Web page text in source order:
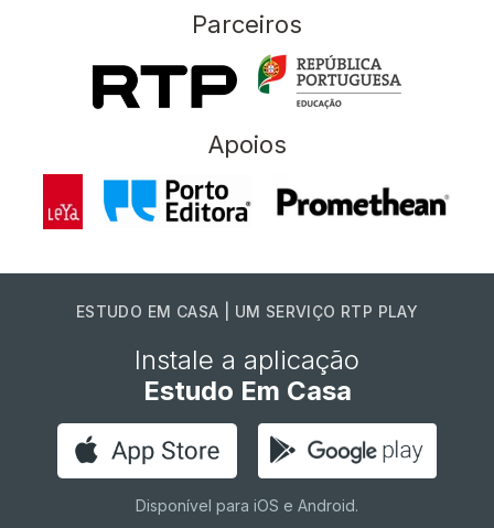
Parceiros
Apoios
ESTUDO EM CASA | UM SERVIÇO RTP PLAY
Instale a aplicação
Estudo Em Casa
Disponível para iOS e Android.